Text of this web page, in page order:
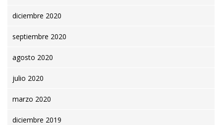
diciembre 2020
septiembre 2020
agosto 2020
julio 2020
marzo 2020
diciembre 2019